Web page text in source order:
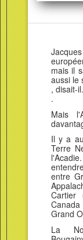
mais il
aussi le
, disait-
.
Mais
Il y a
Terre
entre
Cartier
Grand
La